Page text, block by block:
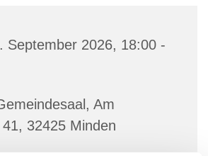
September 2026, 18:00 -
Am
32425 Minden